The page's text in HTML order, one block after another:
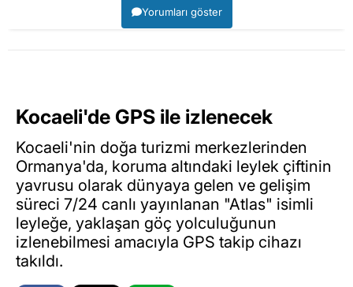
Yorumları göster
Kocaeli'de GPS ile izlenecek
Kocaeli'nin doğa turizmi merkezlerinden
Ormanya'da, koruma altındaki leylek çiftinin
yavrusu olarak dünyaya gelen ve gelişim
süreci 7/24 canlı yayınlanan "Atlas" isimli
leyleğe, yaklaşan göç yolculuğunun
izlenebilmesi amacıyla GPS takip cihazı
takıldı.